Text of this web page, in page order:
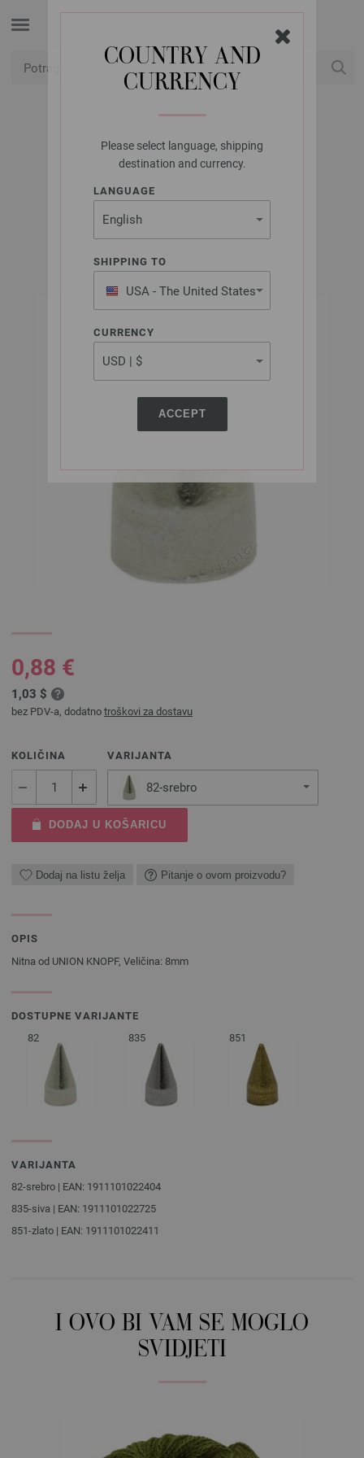
COUNTRY AND
CURRENCY
Please select language, shipping
destination and currency.
LANGUAGE
SHIPPING TO
USA - The United States
of America
CURRENCY
ACCEPT
UNION KNOPF
NITNA 500255/8MM
Artikl br.: 500255
0,88 €
1,03 $
bez PDV-a, dodatno troškovi za dostavu
KOLIČINA VARIJANTA
82-srebro
DODAJ U KOŠARICU
Dodaj na listu želja Pitanje o ovom proizvodu?
OPIS
Nitna od UNION KNOPF, Veličina: 8mm
DOSTUPNE VARIJANTE
82
835 851
VARIJANTA
82-srebro | EAN: 1911101022404
835-siva | EAN: 1911101022725
851-zlato | EAN: 1911101022411
I OVO BI VAM SE MOGLO
SVIDJETI